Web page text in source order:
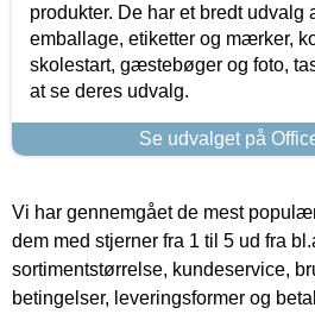
produkter. De har et bredt udvalg
emballage, etiketter og mærker,
skolestart, gæstebøger og foto,
at se deres udvalg.
Se udvalget på
Vi har gennemgået de mest
dem med stjerner fra 1 til 5 ud fra
sortimentstørrelse, kundeservice,
betingelser, leveringsformer og